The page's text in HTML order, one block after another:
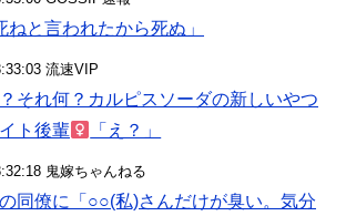
ねと言われたから死ぬ」
流速VIP
それ何？カルピスソーダの新しいやつ
ト後輩
「え？」
鬼嫁ちゃんねる
同僚に「○○(私)さんだけが臭い。気分